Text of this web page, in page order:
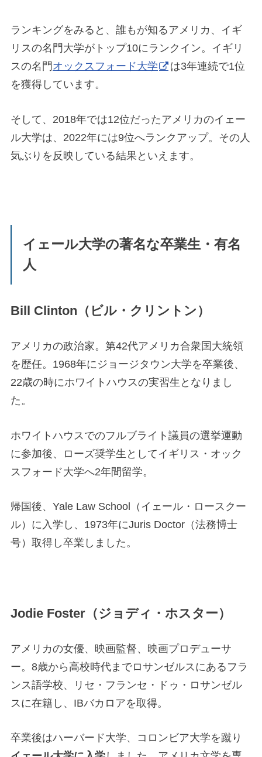
ランキングをみると、誰もが知るアメリカ、イギ
リスの名門大学がトップ10にランクイン。イギリ
スの名門 オックスフォード大学
は3年連続で1位
を獲得しています。
そして、2018年では12位だったアメリカのイェー
ル大学は、2022年には9位へランクアップ。その人
気ぶりを反映している結果といえます。
イェール大学の著名な卒業生・有名
人
Bill Clinton（ビル・クリントン）
アメリカの政治家。第42代アメリカ合衆国大統領
を歴任。1968年にジョージタウン大学を卒業後、
22歳の時にホワイトハウスの実習生となりまし
た。
ホワイトハウスでのフルブライト議員の選挙運動
に参加後、ローズ奨学生としてイギリス・オック
スフォード大学へ2年間留学。
帰国後、Yale Law School（イェール・ロースクー
ル）に入学し、1973年にJuris Doctor（法務博士
号）取得し卒業しました。
Jodie Foster（ジョディ・ホスター）
アメリカの女優、映画監督、映画プロデューサ
ー。8歳から高校時代までロサンゼルスにあるフラ
ンス語学校、リセ・フランセ・ドゥ・ロサンゼル
スに在籍し、IBバカロアを取得。
卒業後はハーバード大学、コロンビア大学を蹴り